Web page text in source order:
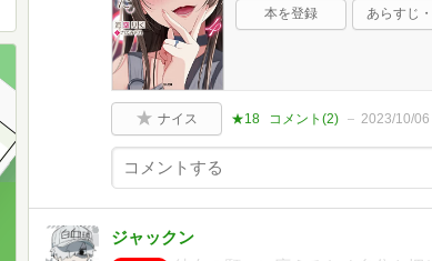
本を登録 あらすじ
ナイス ★18 コメント(2) 2023/10/06
ジャックン